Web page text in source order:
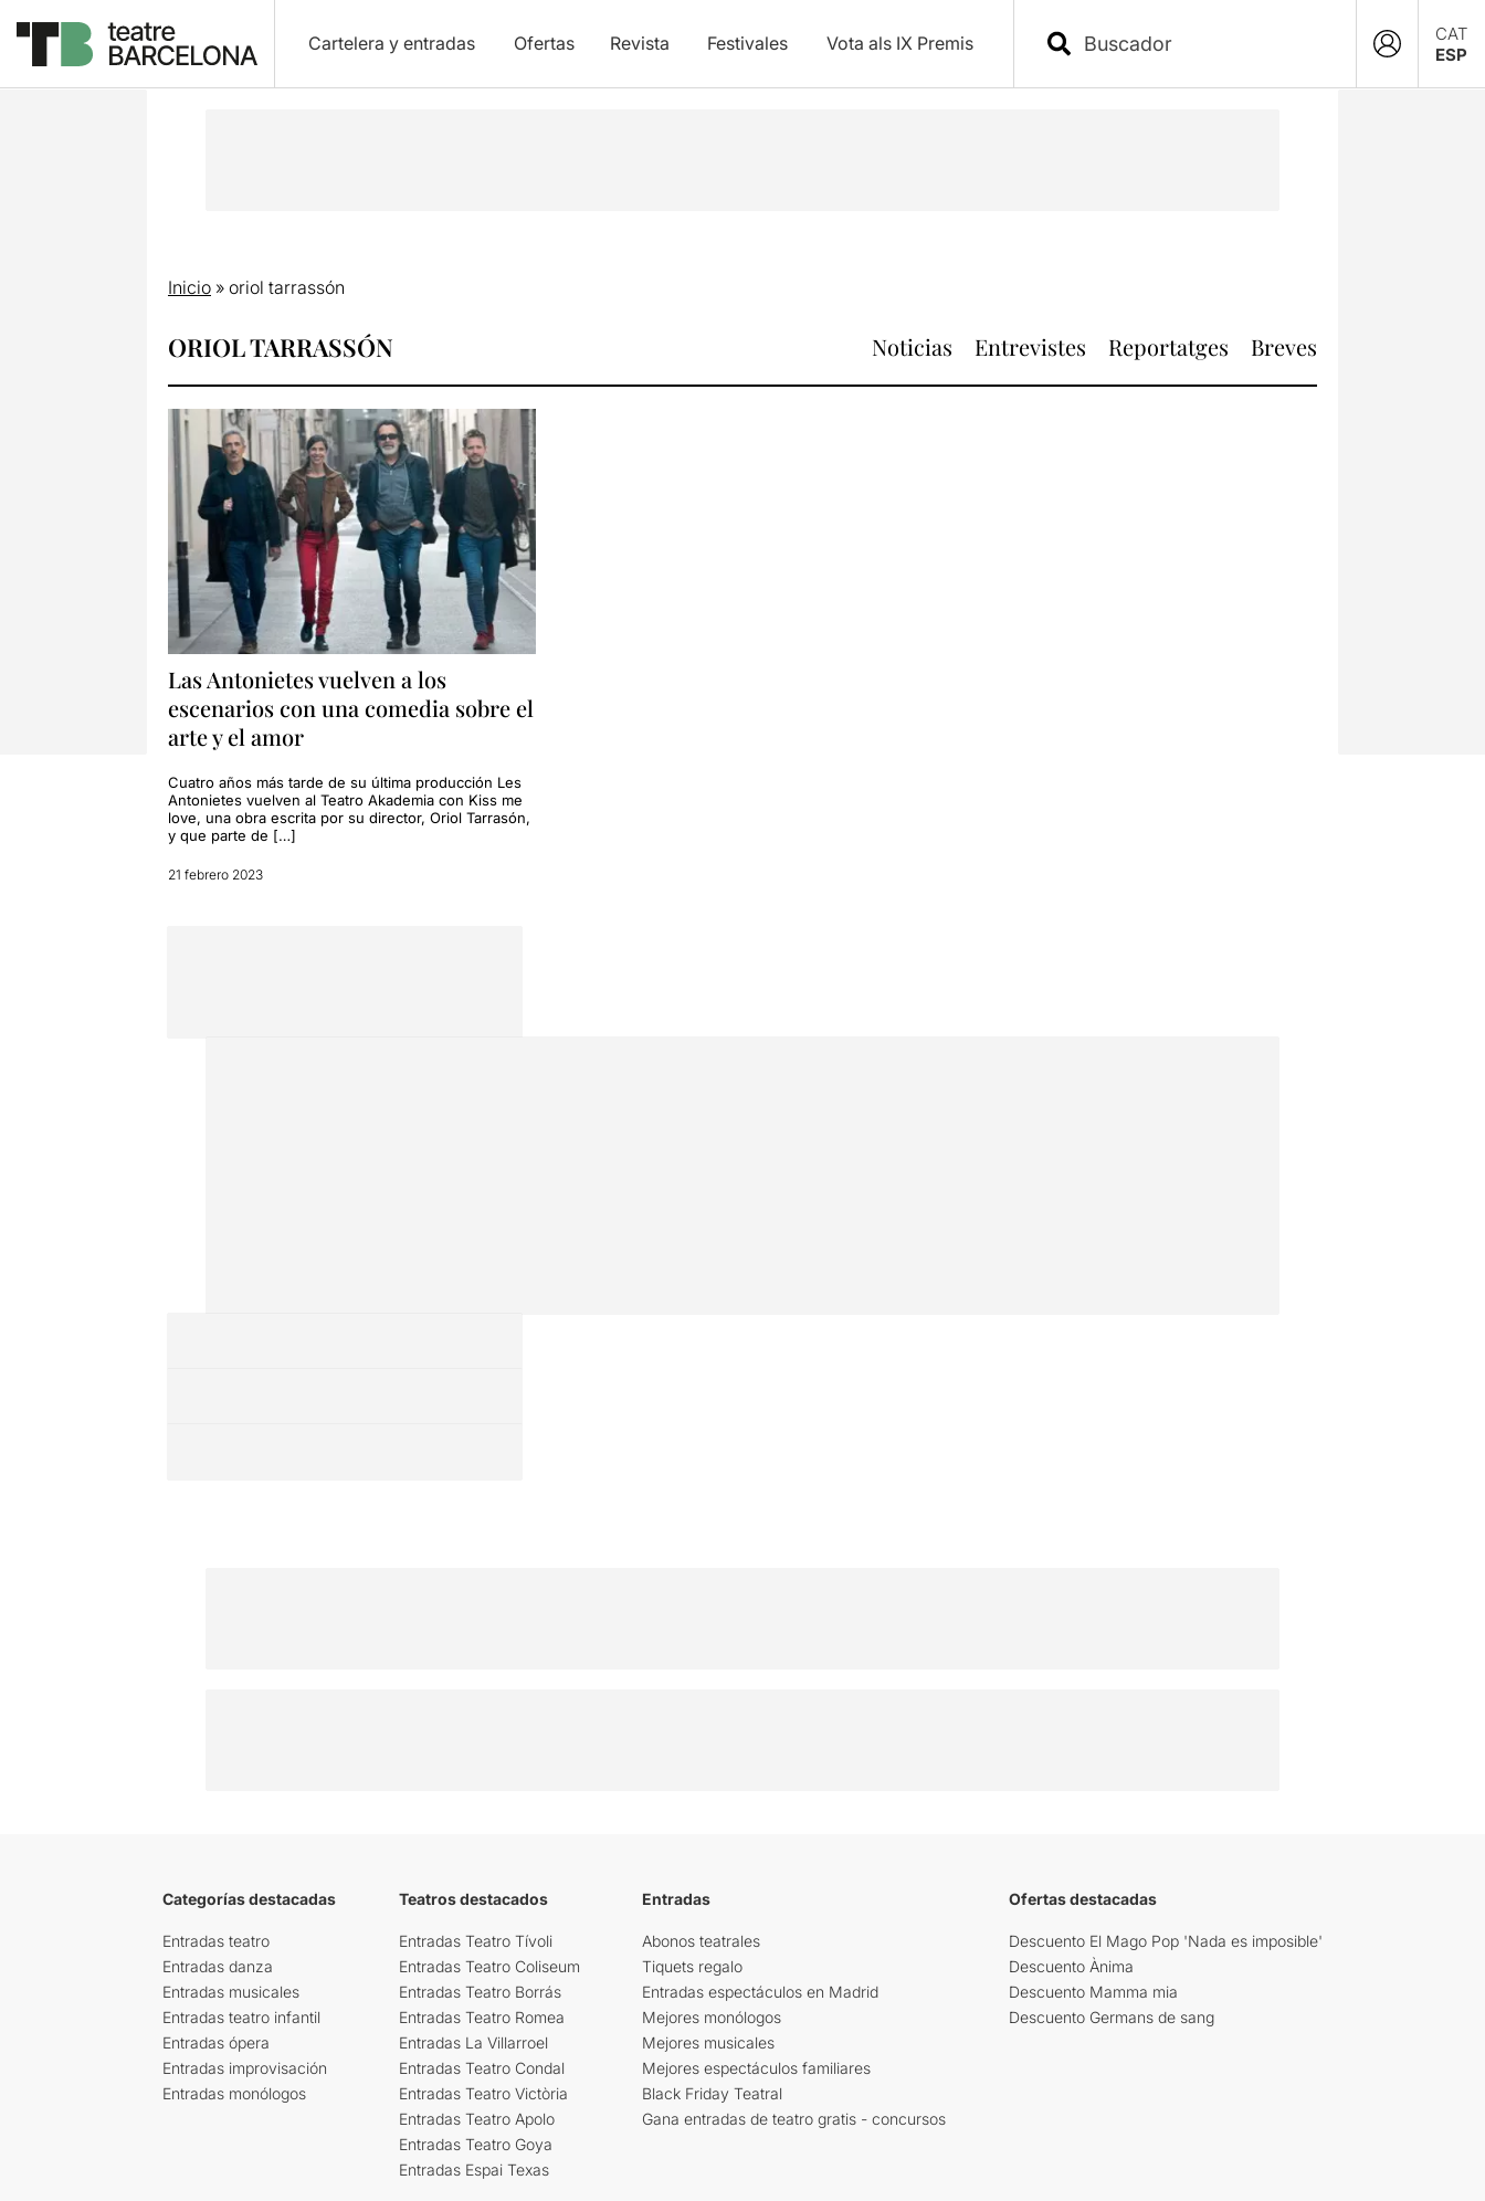
Cartelera y entradas Ofertas Revista Festivales Vota als IX Premis
CAT
ESP
Inicio» oriol tarrassón
ORIOL TARRASSÓN Noticias Entrevistes Reportatges Breves
Las Antonietes vuelven a los
escenarios con una comedia sobre el
arte y el amor
Cuatro años más tarde de su última producción Les
Antonietes vuelven al Teatro Akademia con Kiss me
love, una obra escrita por su director, Oriol Tarrasón,
y que parte de […]
21 febrero 2023
Categorías destacadas
Entradas teatro
Entradas danza
Entradas musicales
Entradas teatro infantil
Entradas ópera
Entradas improvisación
Entradas monólogos
Teatros destacados
Entradas Teatro Tívoli
Entradas Teatro Coliseum
Entradas Teatro Borrás
Entradas Teatro Romea
Entradas La Villarroel
Entradas Teatro Condal
Entradas Teatro Victòria
Entradas Teatro Apolo
Entradas Teatro Goya
Entradas Espai Texas
Entradas
Abonos teatrales
Tiquets regalo
Entradas espectáculos en Madrid
Mejores monólogos
Mejores musicales
Mejores espectáculos familiares
Black Friday Teatral
Gana entradas de teatro gratis - concursos
Ofertas destacadas
Descuento El Mago Pop 'Nada es imposible'
Descuento Ànima
Descuento Mamma mia
Descuento Germans de sang